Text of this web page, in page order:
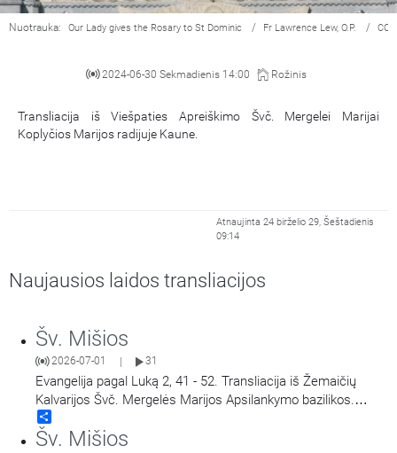
Nuotrauka: Our Lady gives the Rosary to St Dominic / Fr Lawrence Lew, O.P. / CC
2024-06-30 Sekmadienis 14:00 Rožinis
Transliacija iš Viešpaties Apreiškimo Švč. Mergelei Marijai
Koplyčios Marijos radijuje Kaune.
Atnaujinta 24 birželio 29, Šeštadienis
09:14
Naujausios laidos transliacijos
Šv. Mišios
2026-07-01 31
Evangelija pagal Luką 2, 41 - 52. Transliacija iš Žemaičių
Kalvarijos Švč. Mergelės Marijos Apsilankymo bazilikos.
Didieji Žemaičių Kalvarijos atllaidai. Šv. Mišias aukoja arkiv.
Šv. Mišios